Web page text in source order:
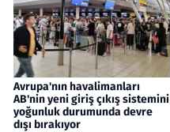
Avrupa'nın havalimanları
AB'nin yeni giriş çıkış sistemini
yoğunluk durumunda devre
dışı bırakıyor